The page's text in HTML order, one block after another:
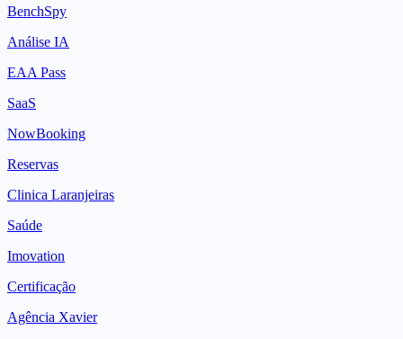
BenchSpy
Análise IA
EAA Pass
SaaS
NowBooking
Reservas
Clinica Laranjeiras
Saúde
Imovation
Certificação
Agência Xavier